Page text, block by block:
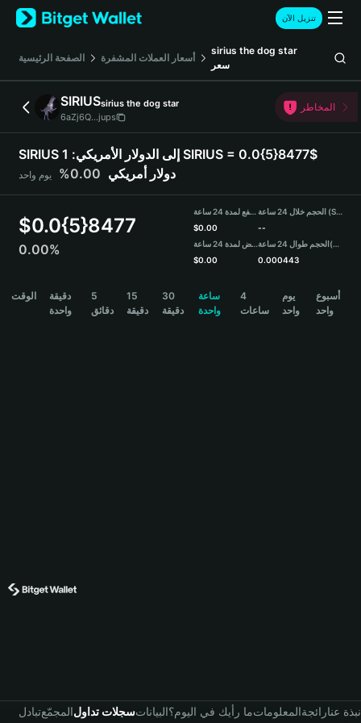
English
日本語
Русский
Español (Latinoamérica)
Türkçe
Deutsch
简体中文
Português (Portugal)
Bahasa Indonesia
বাংলা
تنزيل الآن
الصفحة الرئيسية أسعار العملات المشفرة
sirius the dog star
سعر
SIRIUSsirius the dog star
6aZj6Q...jups
المخاطر
SIRIUS إلى الدولار الأمريكي: 1 SIRIUS = 0.0{5}8477$
دولار أمريكي 0.00% يوم واحد
$0.0{5}8477
0.00%
مرتفع لمدة 24 ساعة
$0.00
منخفض لمدة 24 ساعة
$0.00
الحجم خلال 24 ساعة (SIRIUS)
--
الحجم طوال 24 ساعة(USDT)
0.000443
الوقت
دقيقة
واحدة
5
دقائق
15
دقيقة
30
دقيقة
ساعة
واحدة
4
ساعات
يوم
واحد
أسبوع
واحد
تبادلالمجمّعسجلات تداولالبياناتما رأيك في اليوم؟المعلوماترائجةنبذة عنا